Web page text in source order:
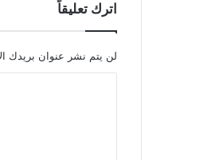
اترك تعليقاً
لن يتم نشر عنوان بريدك